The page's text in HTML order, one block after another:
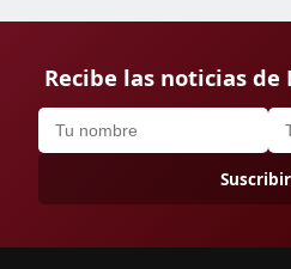
Recibe las noticias